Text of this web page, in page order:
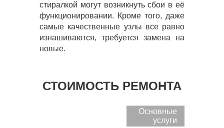
стиралкой могут возникнуть сбои в её
функционировании. Кроме того, даже
самые качественные узлы все равно
изнашиваются, требуется замена на
новые.
СТОИМОСТЬ РЕМОНТА
Основные
услуги